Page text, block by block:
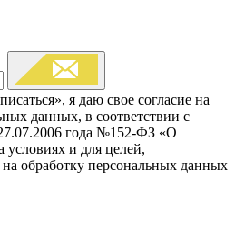
я даю свое согласие на
данных, в соответствии с
года №152-ФЗ «О
и для целей,
обработку персональных данных